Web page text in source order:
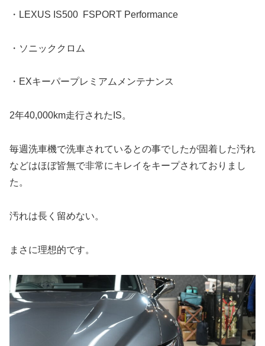
・LEXUS IS500 FSPORT Performance
・ソニッククロム
・EXキーパープレミアムメンテナンス
2年40,000km走行されたIS。
毎週洗車機で洗車されているとの事でしたが固着した汚れ
などはほぼ皆無で非常にキレイをキープされておりまし
た。
汚れは長く留めない。
まさに理想的です。